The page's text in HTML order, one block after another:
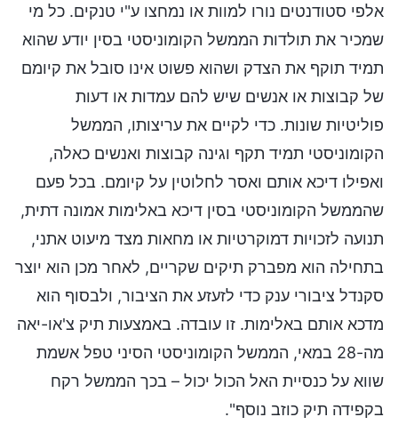
אלפי סטודנטים נורו למוות או נמחצו ע"י טנקים. כל מי
שמכיר את תולדות הממשל הקומוניסטי בסין יודע שהוא
תמיד תוקף את הצדק ושהוא פשוט אינו סובל את קיומם
של קבוצות או אנשים שיש להם עמדות או דעות
פוליטיות שונות. כדי לקיים את עריצותו, הממשל
הקומוניסטי תמיד תקף וגינה קבוצות ואנשים כאלה,
ואפילו דיכא אותם ואסר לחלוטין על קיומם. בכל פעם
שהממשל הקומוניסטי בסין דיכא באלימות אמונה דתית,
תנועה לזכויות דמוקרטיות או מחאות מצד מיעוט אתני,
בתחילה הוא מפברק תיקים שקריים, לאחר מכן הוא יוצר
סקנדל ציבורי ענק כדי לזעזע את הציבור, ולבסוף הוא
מדכא אותם באלימות. זו עובדה. באמצעות תיק צ'או-יאה
מה-28 במאי, הממשל הקומוניסטי הסיני טפל אשמת
שווא על כנסיית האל הכול יכול – בכך הממשל רקח
בקפידה תיק כוזב נוסף".